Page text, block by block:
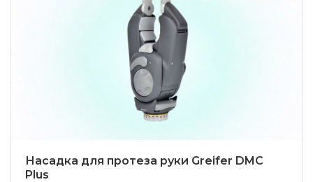
Насадка для протеза руки Greifer DMC
Plus